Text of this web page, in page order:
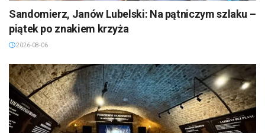
Sandomierz, Janów Lubelski: Na pątniczym szlaku –
piątek po znakiem krzyża
2026-08-06